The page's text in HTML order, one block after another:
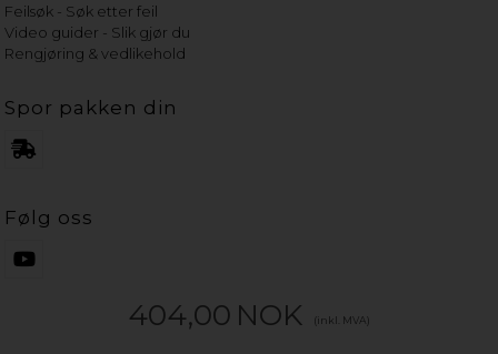
404,00 NOK (inkl. MVA)
Feilsøk - Søk etter feil
Video guider - Slik gjør du
Rengjøring & vedlikehold
Spor pakken din
Følg oss